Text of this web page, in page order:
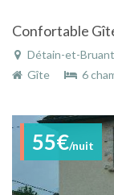
Détain-et-Bruant (5
Gîte
6
55€/nuit